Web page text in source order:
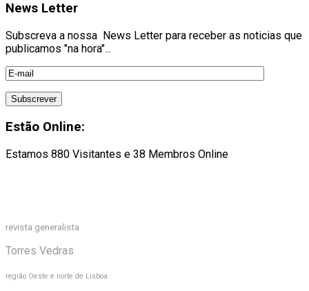
News Letter
Subscreva a nossa News Letter para receber as noticias que
publicamos "na hora"...
Estão Online:
Estamos 880 Visitantes e 38 Membros Online
revista generalista
Torres Vedras
região Oeste e norte de Lisboa